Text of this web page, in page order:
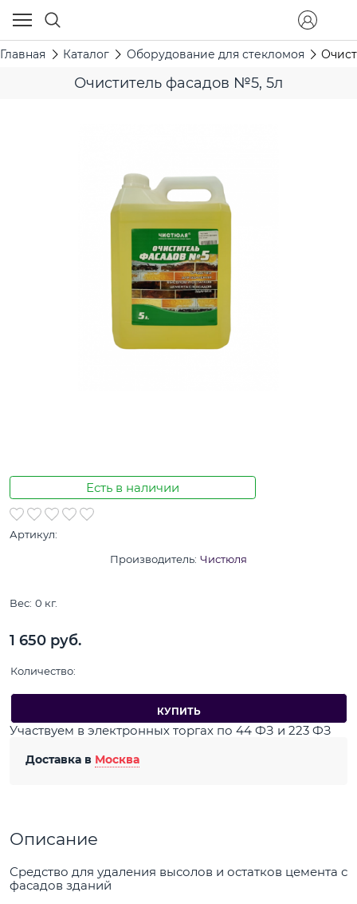
Главная Каталог Оборудование для стекломоя
Очиститель фасадов №5, 5л
Есть в наличии
Артикул:
Производитель: Чистюля
Вес: 0 кг.
1 650 руб.
Количество:
КУПИТЬ
Участвуем в электронных торгах по 44 ФЗ и 223 ФЗ
Доставка в Москва
Описание
Средство для удаления высолов и остатков цемента с
фасадов зданий